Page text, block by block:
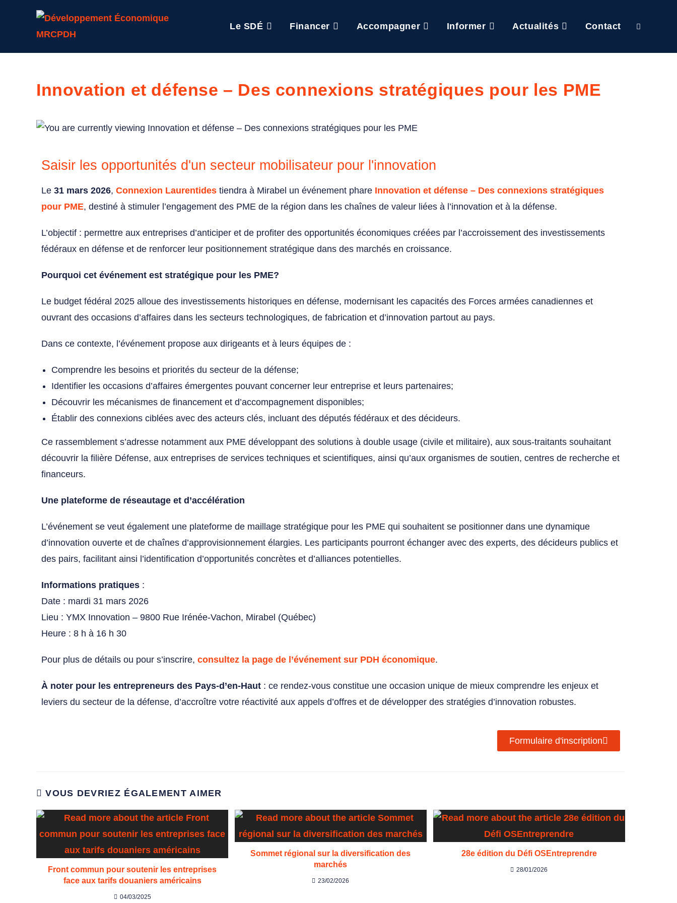
Le SDÉ Financer Accompagner Informer Actualités Contact
Innovation et défense – Des connexions stratégiques pour les PME
Saisir les opportunités d'un secteur mobilisateur pour l'innovation
Le 31 mars 2026, Connexion Laurentides tiendra à Mirabel un événement phare Innovation et défense – Des connexions stratégiques
pour PME, destiné à stimuler l’engagement des PME de la région dans les chaînes de valeur liées à l’innovation et à la défense.
L’objectif : permettre aux entreprises d’anticiper et de profiter des opportunités économiques créées par l’accroissement des investissements
fédéraux en défense et de renforcer leur positionnement stratégique dans des marchés en croissance.
Pourquoi cet événement est stratégique pour les PME?
Le budget fédéral 2025 alloue des investissements historiques en défense, modernisant les capacités des Forces armées canadiennes et
ouvrant des occasions d’affaires dans les secteurs technologiques, de fabrication et d’innovation partout au pays.
Dans ce contexte, l’événement propose aux dirigeants et à leurs équipes de :
Comprendre les besoins et priorités du secteur de la défense;
Identifier les occasions d’affaires émergentes pouvant concerner leur entreprise et leurs partenaires;
Découvrir les mécanismes de financement et d’accompagnement disponibles;
Établir des connexions ciblées avec des acteurs clés, incluant des députés fédéraux et des décideurs.
Ce rassemblement s’adresse notamment aux PME développant des solutions à double usage (civile et militaire), aux sous-traitants souhaitant
découvrir la filière Défense, aux entreprises de services techniques et scientifiques, ainsi qu’aux organismes de soutien, centres de recherche et
financeurs.
Une plateforme de réseautage et d’accélération
L’événement se veut également une plateforme de maillage stratégique pour les PME qui souhaitent se positionner dans une dynamique
d’innovation ouverte et de chaînes d’approvisionnement élargies. Les participants pourront échanger avec des experts, des décideurs publics et
des pairs, facilitant ainsi l’identification d’opportunités concrètes et d’alliances potentielles.
Informations pratiques :
Date : mardi 31 mars 2026
Lieu : YMX Innovation – 9800 Rue Irénée-Vachon, Mirabel (Québec)
Heure : 8 h à 16 h 30
Pour plus de détails ou pour s’inscrire, consultez la page de l’événement sur PDH économique.
À noter pour les entrepreneurs des Pays-d’en-Haut : ce rendez-vous constitue une occasion unique de mieux comprendre les enjeux et
leviers du secteur de la défense, d’accroître votre réactivité aux appels d’offres et de développer des stratégies d’innovation robustes.
Formulaire d'inscription
VOUS DEVRIEZ ÉGALEMENT AIMER
Front commun pour soutenir les entreprises
face aux tarifs douaniers américains
04/03/2025
Sommet régional sur la diversification des
marchés
23/02/2026
28e édition du Défi OSEntreprendre
28/01/2026